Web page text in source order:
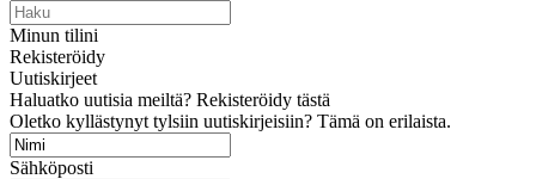
Minun tilini
Rekisteröidy
Uutiskirjeet
Haluatko uutisia meiltä? Rekisteröidy tästä
Oletko kyllästynyt tylsiin uutiskirjeisiin? Tämä on erilaista.
Sähköposti